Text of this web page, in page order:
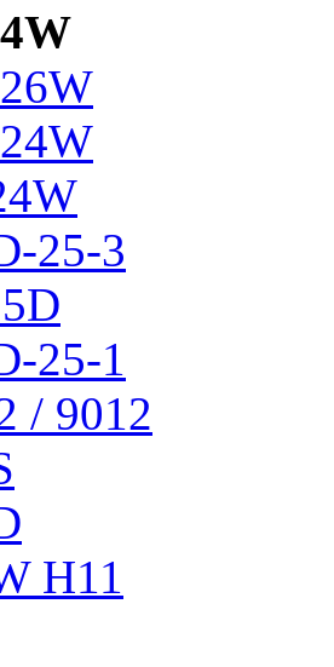
25-3
25-1
/ 9012
H11